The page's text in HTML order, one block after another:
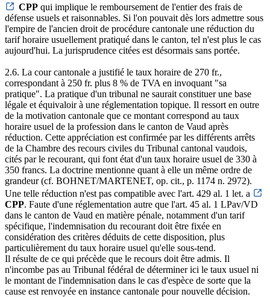
CPP qui implique le remboursement de l'entier des frais de
défense usuels et raisonnables. Si l'on pouvait dès lors admettre sous
l'empire de l'ancien droit de procédure cantonale une réduction du
tarif horaire usuellement pratiqué dans le canton, tel n'est plus le cas
aujourd'hui. La jurisprudence citées est désormais sans portée.
2.6. La cour cantonale a justifié le taux horaire de 270 fr.,
correspondant à 250 fr. plus 8 % de TVA en invoquant "sa
pratique". La pratique d'un tribunal ne saurait constituer une base
légale et équivaloir à une réglementation topique. Il ressort en outre
de la motivation cantonale que ce montant correspond au taux
horaire usuel de la profession dans le canton de Vaud après
réduction. Cette appréciation est confirmée par les différents arrêts
de la Chambre des recours civiles du Tribunal cantonal vaudois,
cités par le recourant, qui font état d'un taux horaire usuel de 330 à
350 francs. La doctrine mentionne quant à elle un même ordre de
grandeur (cf. BOHNET/MARTENET, op. cit., p. 1174 n. 2972).
Une telle réduction n'est pas compatible avec l'art. 429 al. 1 let. a
CPP. Faute d'une réglementation autre que l'art. 45 al. 1 LPav/VD
dans le canton de Vaud en matière pénale, notamment d'un tarif
spécifique, l'indemnisation du recourant doit être fixée en
considération des critères déduits de cette disposition, plus
particulièrement du taux horaire usuel qu'elle sous-tend.
Il résulte de ce qui précède que le recours doit être admis. Il
n'incombe pas au Tribunal fédéral de déterminer ici le taux usuel ni
le montant de l'indemnisation dans le cas d'espèce de sorte que la
cause est renvoyée en instance cantonale pour nouvelle décision.